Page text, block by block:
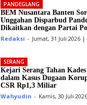
PANDEGLANG
BEM Nusantara Banten
Unggahan Disparbud
Dikaitkan dengan Partai
Redaksi - Jumat, 31 Juli 2026 |
SERANG
Kejari Serang Tahan
dalam Kasus Dugaan
CSR Rp1,3 Miliar
Wahyudin - Kamis, 30 Juli